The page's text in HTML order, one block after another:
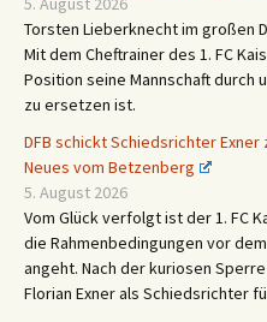
Torsten Lieberknecht im großen
Mit dem Cheftrainer des 1. FC
Position seine Mannschaft durch
zu ersetzen ist.
DFB schickt Schiedsrichter Exner
Neues vom Betzenberg
5. August 2026
Vom Glück verfolgt ist der 1. FC
die Rahmenbedingungen vor
angeht. Nach der kuriosen
Florian Exner als Schiedsrichter